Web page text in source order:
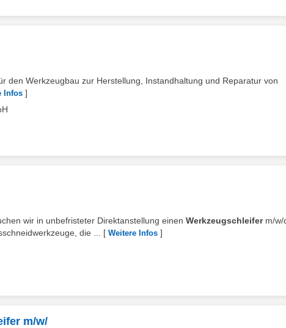
den Werkzeugbau zur Herstellung, Instandhaltung und Reparatur von
Infos ]
wir in unbefristeter Direktanstellung einen Werkzeugschleiferm/w/
die ...
[ Weitere Infos ]
m/w/